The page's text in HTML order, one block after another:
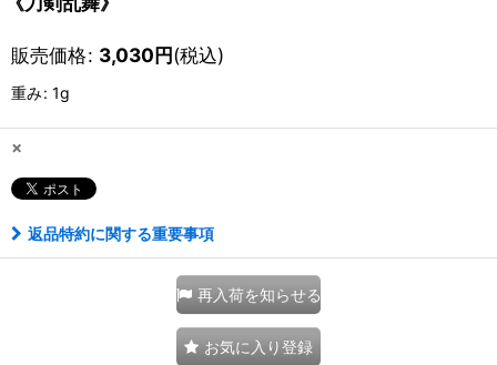
販売価格: 3,030円(税込)
重み: 1g
×
返品特約に関する重要事項
再入荷を知らせる
お気に入り登録